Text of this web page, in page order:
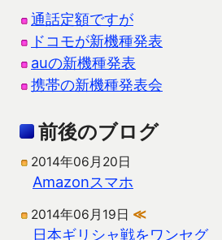
通話定額ですが
ドコモが新機種発表
auの新機種発表
携帯の新機種発表会
前後のブログ
2014年06月20日
Amazonスマホ
2014年06月19日 ≪
日本ギリシャ戦をワンセグ